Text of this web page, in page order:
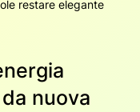
restare elegante
nuova